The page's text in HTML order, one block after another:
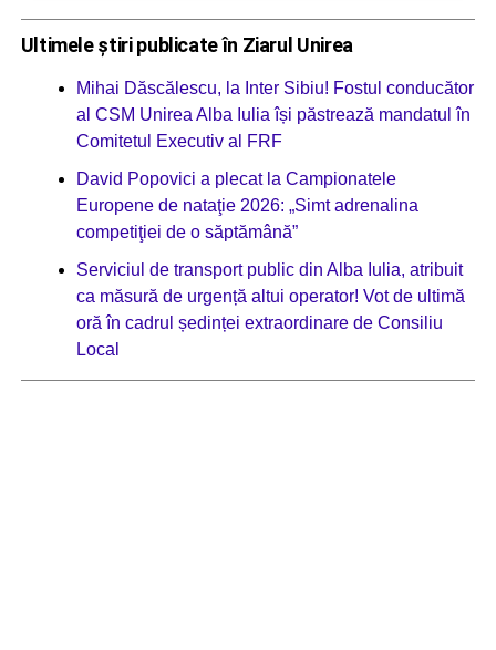
Ultimele știri publicate în Ziarul Unirea
Mihai Dăscălescu, la Inter Sibiu! Fostul conducător
al CSM Unirea Alba Iulia își păstrează mandatul în
Comitetul Executiv al FRF
David Popovici a plecat la Campionatele
Europene de nataţie 2026: „Simt adrenalina
competiţiei de o săptămână”
Serviciul de transport public din Alba Iulia, atribuit
ca măsură de urgență altui operator! Vot de ultimă
oră în cadrul ședinței extraordinare de Consiliu
Local